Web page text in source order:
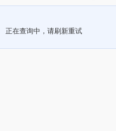
正在查询中，请刷新重试